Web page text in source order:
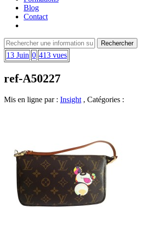
Blog
Contact
13 Juin 0 413 vues
ref-A50227
Mis en ligne par : Insight , Catégories :